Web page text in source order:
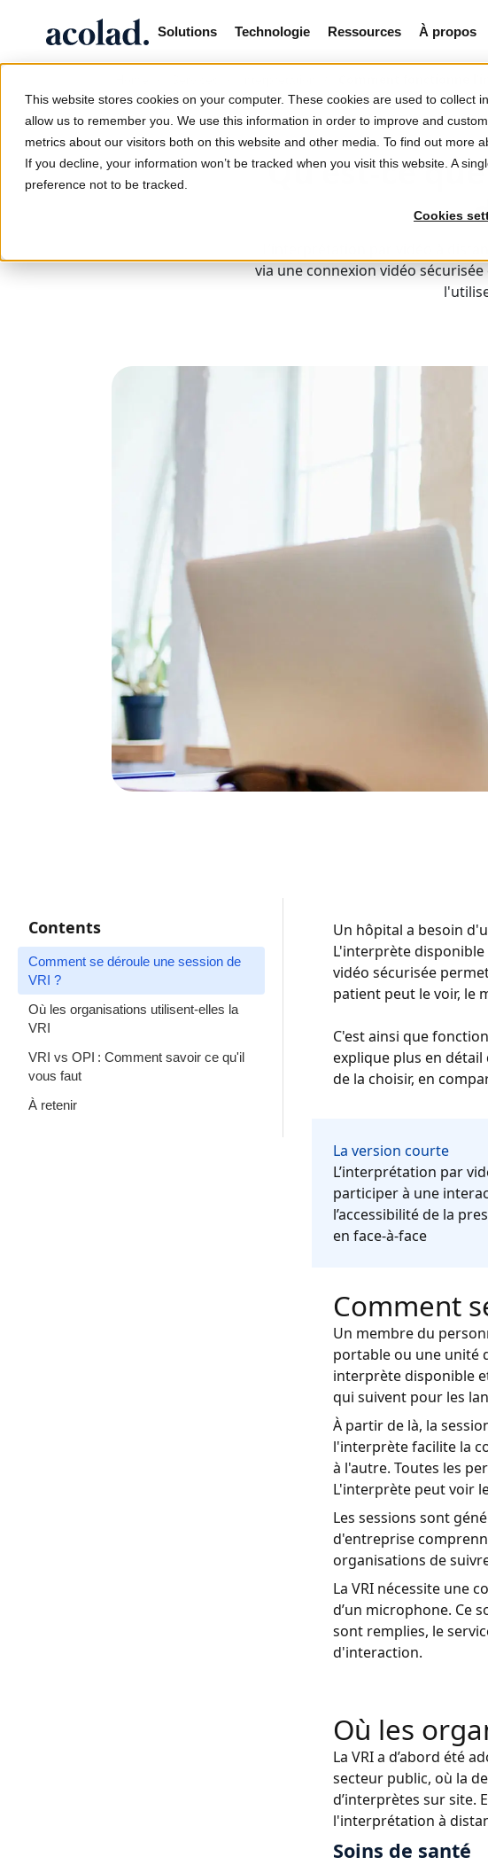
This website stores cookies on your computer. These cookies are used to collect
allow us to remember you. We use this information in order to improve and
metrics about our visitors both on this website and other media. To find out more
If you decline, your information won’t be tracked when you visit this website. A
preference not to be tracked.
Cookies
Solutions Technologie Ressources À propos
Qu'est-ce
L’interprétation par vidéo à
via une connexion vidéo
Contents
Comment se déroule une session de
VRI ?
Où les organisations utilisent-elles la
VRI
VRI vs OPI : Comment savoir ce qu'il
vous faut
À retenir
Un hôpital a besoin
L'interprète
vidéo sécurisée
patient peut le voir, le
C'est ainsi que
explique plus en
de la choisir, en
La version courte
L’interprétation par
participer à une
l’accessibilité de la
en face-à-face
Comment
Un membre du
portable ou une unité
interprète disponible
qui suivent pour les
À partir de là, la
l'interprète facilite la
à l'autre. Toutes les
L'interprète peut voir
Les sessions sont
d'entreprise
organisations de
La VRI nécessite une
d’un microphone. Ce
sont remplies, le
d'interaction.
Où les
La VRI a d’abord été
secteur public, où la
d’interprètes sur site.
l'interprétation à
Soins de santé